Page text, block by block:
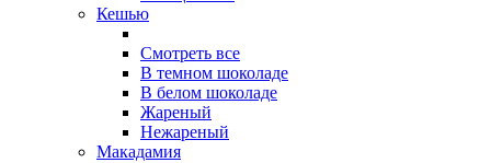
Кешью
Смотреть все
В темном шоколаде
В белом шоколаде
Жареный
Нежареный
Макадамия